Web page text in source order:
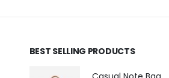
BEST SELLING PRODUCTS